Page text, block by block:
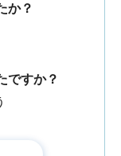
か？
ですか？